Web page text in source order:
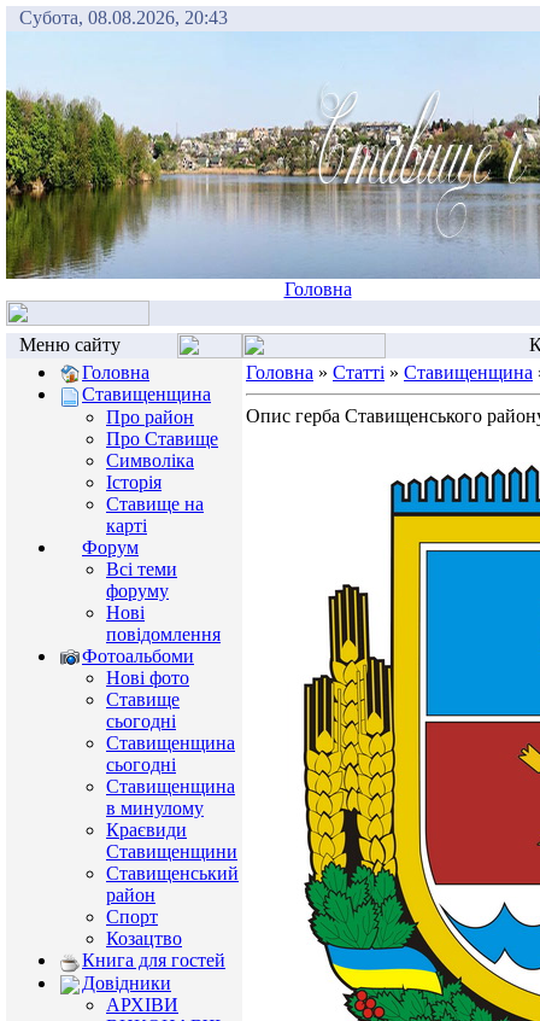
Субота, 08.08.2026, 20:43
Головна
Меню сайту
Головна
Ставищенщина
Про район
Про Ставище
Символіка
Історія
Ставище на
карті
Форум
Всі теми
форуму
Нові
повідомлення
Фотоальбоми
Нові фото
Ставище
сьогодні
Ставищенщина
сьогодні
Ставищенщина
в минулому
Краєвиди
Ставищенщини
Ставищенський
район
Спорт
Козацтво
Книга для гостей
Довідники
АРХІВИ
Головна » Статті » Ставищенщина
Опис герба Ставищенського